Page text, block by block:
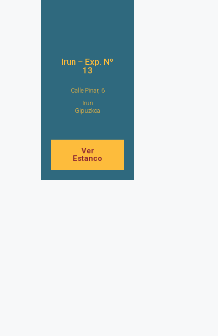
Irun – Exp. Nº
13
Calle Pinar, 6
Irun
Gipuzkoa
Ver
Estanco